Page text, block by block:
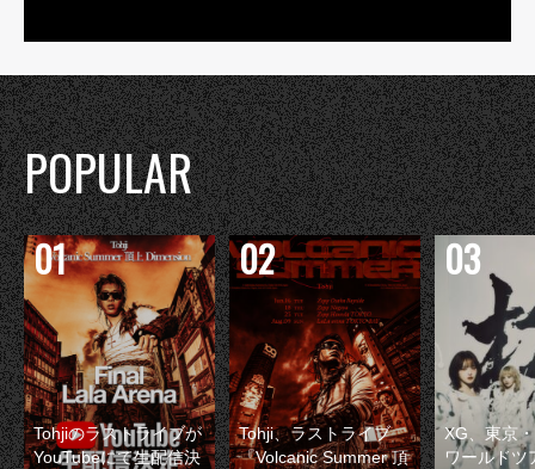
POPULAR
Tohjiのラストライブが
YouTubeにて生配信決
Tohji、ラストライブ
『Volcanic Summer 頂
XG、東京
ワールドツ